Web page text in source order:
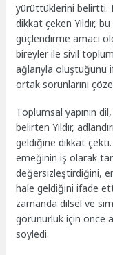
yürüttüklerini belirtti.
dikkat çeken Yıldır,
güçlendirme amacı
bireyler ile sivil
ağlarıyla oluştuğunu
ortak sorunlarını
Toplumsal yapının
belirten Yıldır,
geldiğine dikkat çekti.
emeğinin iş olarak
değersizleştirdiğini,
hale geldiğini ifade
zamanda dilsel ve
görünürlük için önce
söyledi.